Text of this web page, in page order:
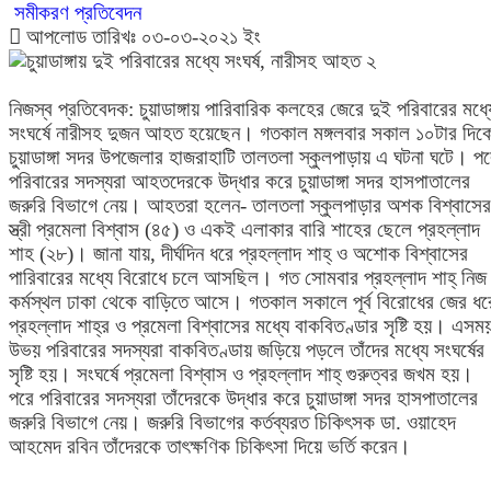
সমীকরণ প্রতিবেদন
আপলোড তারিখঃ ০৩-০৩-২০২১ ইং
নিজস্ব প্রতিবেদক: চুয়াডাঙ্গায় পারিবারিক কলহের জেরে দুই পরিবারের
সংঘর্ষে নারীসহ দুজন আহত হয়েছেন। গতকাল মঙ্গলবার সকাল ১০টার
চুয়াডাঙ্গা সদর উপজেলার হাজরাহাটি তালতলা স্কুলপাড়ায় এ ঘটনা ঘটে।
পরিবারের সদস্যরা আহতদেরকে উদ্ধার করে চুয়াডাঙ্গা সদর হাসপাতালের
জরুরি বিভাগে নেয়। আহতরা হলেন- তালতলা স্কুলপাড়ার অশক বিশ্বাসের
স্ত্রী প্রমেলা বিশ্বাস (৪৫) ও একই এলাকার বারি শাহের ছেলে প্রহল্লাদ
শাহ (২৮)। জানা যায়, দীর্ঘদিন ধরে প্রহল্লাদ শাহ্ ও অশোক বিশ্বাসের
পারিবারের মধ্যে বিরোধে চলে আসছিল। গত সোমবার প্রহল্লাদ শাহ্ নিজ
কর্মস্থল ঢাকা থেকে বাড়িতে আসে। গতকাল সকালে পূর্ব বিরোধের জের
প্রহল্লাদ শাহ্র ও প্রমেলা বিশ্বাসের মধ্যে বাকবিতণ্ডার সৃষ্টি হয়।
উভয় পরিবারের সদস্যরা বাকবিতণ্ডায় জড়িয়ে পড়লে তাঁদের মধ্যে সংঘর্ষের
সৃষ্টি হয়। সংঘর্ষে প্রমেলা বিশ্বাস ও প্রহল্লাদ শাহ্ গুরুত্বর জখম হয়।
পরে পরিবারের সদস্যরা তাঁদেরকে উদ্ধার করে চুয়াডাঙ্গা সদর হাসপাতালের
জরুরি বিভাগে নেয়। জরুরি বিভাগের কর্তব্যরত চিকিৎসক ডা. ওয়াহেদ
আহমেদ রবিন তাঁদেরকে তাৎক্ষণিক চিকিৎসা দিয়ে ভর্তি করেন।